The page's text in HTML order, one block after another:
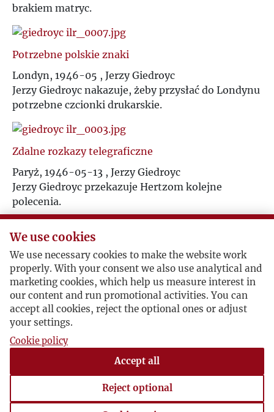
brakiem matryc.
Potrzebne polskie znaki
Londyn, 1946-05 , Jerzy Giedroyc
Jerzy Giedroyc nakazuje, żeby przysłać do Londynu
potrzebne czcionki drukarskie.
Zdalne rozkazy telegraficzne
Paryż, 1946-05-13 , Jerzy Giedroyc
Jerzy Giedroyc przekazuje Hertzom kolejne
polecenia.
Dalsze zdalne rozkazy
Londyn, 1946-05-18 , Zofia Hertz
Jerzy Giedroyc poleca pracownikom Instytutu, żeby
wynajęli mieszkanie.
Pocztówka z Wersalu
1948-03-16 , Jerzy Giedroyc
Warto zwrócić uwagę szczególnie na samą kartę
pocztową, na której Jerzy Giedroyc zakreślił okno i
podpisał "tu mieszkam".
We use cookies
We use necessary cookies to make the website work
properly. With your consent we also use analytical and
marketing cookies, which help us measure interest in
our content and run promotional activities. You can
accept all cookies, reject the optional ones or adjust
your settings.
Cookie policy
Accept all
Reject optional